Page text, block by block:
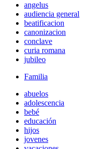
angelus
audiencia general
beatificacion
canonizacion
conclave
curia romana
jubileo
Familia
abuelos
adolescencia
bebé
educación
hijos
jovenes